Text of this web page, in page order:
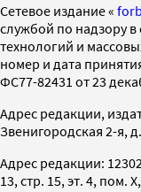
Cетевое издание «
службой по надзору
технологий и
номер и дата
ФС77-82431 от 23
Адрес редакции,
Звенигородская 2-я,
Адрес редакции:
13, стр. 15, эт. 4, пом.